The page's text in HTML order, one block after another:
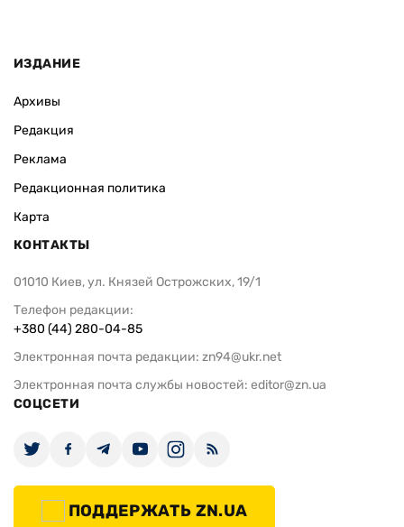
ИЗДАНИЕ
Архивы
Редакция
Реклама
Редакционная политика
Карта
КОНТАКТЫ
01010 Киев, ул. Князей Острожских, 19/1
Телефон редакции:
+380 (44) 280-04-85
Электронная почта редакции: zn94@ukr.net
Электронная почта службы новостей: editor@zn.ua
СОЦСЕТИ
ПОДДЕРЖАТЬ ZN.UA